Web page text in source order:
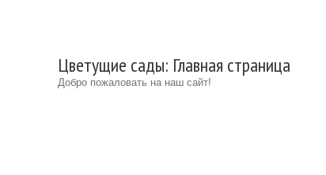
Цветущие сады: Главная страница
Добро пожаловать на наш сайт!